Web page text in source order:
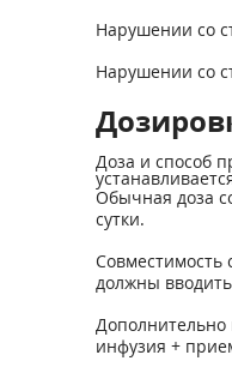
Нарушении со
Нарушении со
Доза и способ
Обычная доза
сутки.
Совместимость
должны
Дополнительно
инфузия +